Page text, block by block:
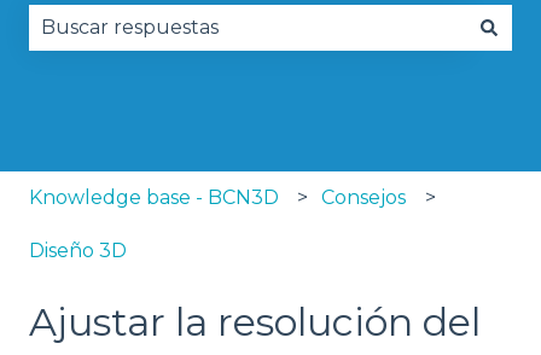
Knowledge base - BCN3D Consejos
Diseño 3D
Ajustar la resolución del